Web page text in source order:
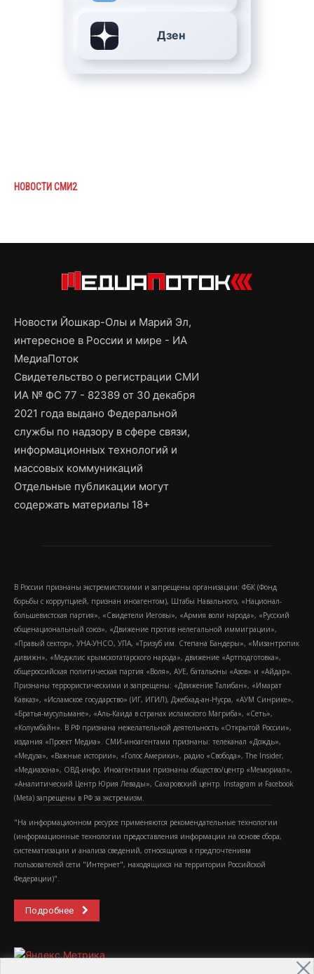
Дзен
НОВОСТИ СМИ2
Новости Йошкар-Олы и Марий Эл,
интересное в России и мире - ИА
МедиаПоток
Свидетельство о регистрации СМИ
ИА № ФС 77 - 82389 от 30 декабря
2021 года выдано Федеральной
службы по надзору в сфере связи,
информационных технологий и
массовых коммуникаций
Отдельные публикации могут
содержать материалы 18+
В России признаны экстремистскими и запрещены организации: ФБК (Фонд
борьбы с коррупцией, признан иноагентом), Штабы Навального, «Национал-
большевистская партия», «Свидетели Иеговы», «Армия воли народа», «Русский
общенациональный союз», «Движение против нелегальной иммиграции»,
«Правый сектор», УНА-УНСО, УПА, «Тризуб им. Степана Бандеры», «Мизантропик
дивижн», «Меджлис крымскотатарского народа», движение «Артподготовка»,
общероссийская политическая партия «Воля», АУЕ, батальоны «Азов» и «Айдар».
Признаны террористическими и запрещены: «Движение Талибан», «Имарат
Кавказ», «Исламское государство» (ИГ, ИГИЛ), Джебхад-ан-Нусра, «АУМ Синрике»,
«Братья-мусульмане», «Аль-Каида в странах исламского Магриба», «Сеть»,
«Колумбайн». В РФ признана нежелательной деятельность «Открытой России»,
издания «Проект Медиа». СМИ-иноагентами признаны: телеканал «Дождь»,
«Медуза», «Важные истории», «Голос Америки», радио «Свобода», The Insider,
«Медиазона», ОВД-инфо. Иноагентами признаны общество/центр «Мемориал»,
«Аналитический Центр Юрия Левады», Сахаровский центр. Instagram и Facebook
(Metа) запрещены в РФ за экстремизм.
"На информационном ресурсе применяются рекомендательные технологии
(информационные технологии предоставления информации на основе сбора,
систематизации и анализа сведений, относящихся к предпочтениям
пользователей сети "Интернет", находящихся на территории Российской
Федерации)".
Подробнее